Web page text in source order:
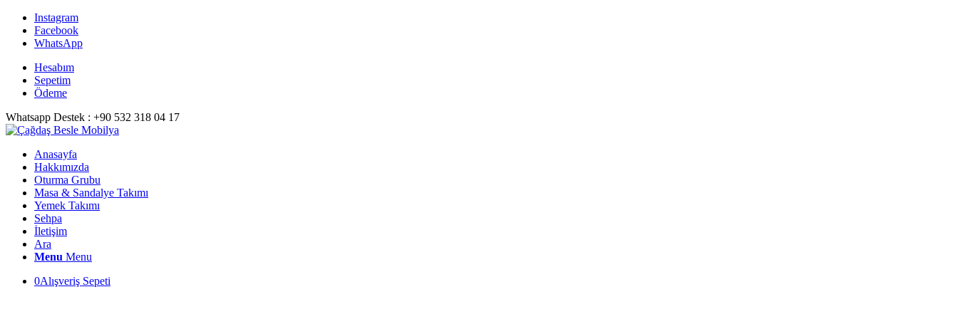
Instagram
Facebook
WhatsApp
Hesabım
Sepetim
Ödeme
Whatsapp Destek : +90 532 318 04 17
Anasayfa
Hakkımızda
Oturma Grubu
Masa & Sandalye Takımı
Yemek Takımı
Sehpa
İletişim
Ara
Menu Menu
0Alışveriş Sepeti